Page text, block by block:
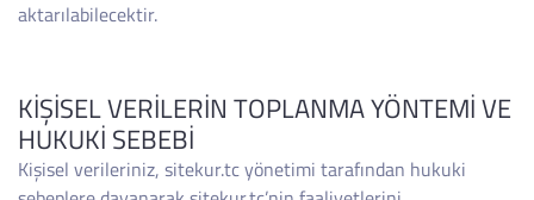
aktarılabilecektir.
KİŞİSEL VERİLERİN TOPLANMA YÖNTEMİ VE
HUKUKİ SEBEBİ
Kişisel verileriniz, sitekur.tc yönetimi tarafından hukuki